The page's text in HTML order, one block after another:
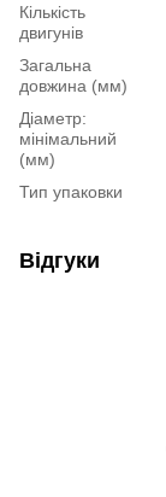
Кількість
двигунів
Загальна
довжина (мм)
Діаметр:
мінімальний
(мм)
Тип упаковки
Відгуки